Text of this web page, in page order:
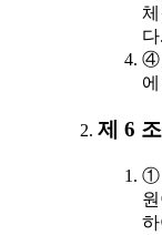
다.
④
제 6
①